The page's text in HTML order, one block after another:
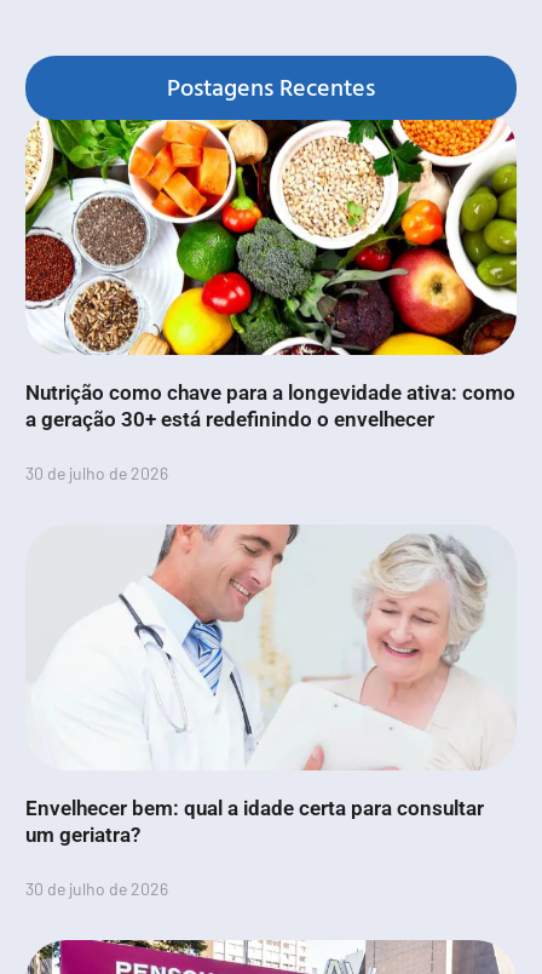
Postagens Recentes
Nutrição como chave para a longevidade ativa: como
a geração 30+ está redefinindo o envelhecer
30 de julho de 2026
Envelhecer bem: qual a idade certa para consultar
um geriatra?
30 de julho de 2026